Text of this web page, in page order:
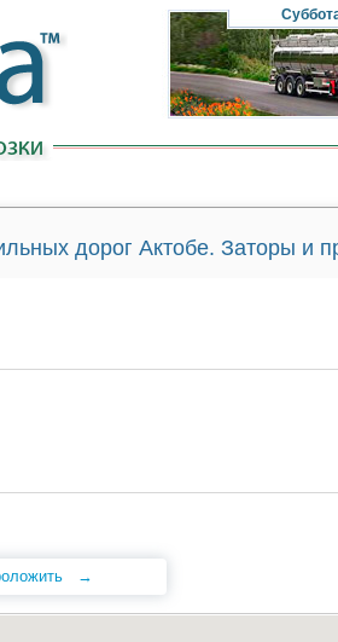
дорог Актобе. Заторы и